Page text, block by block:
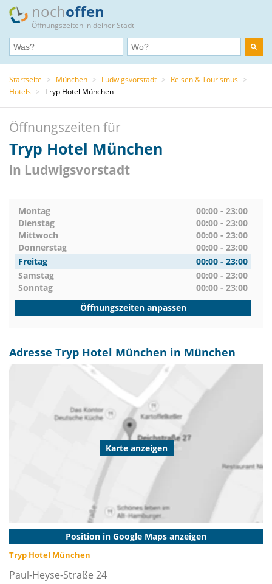
nochoffen
Öffnungszeiten in deiner Stadt
Startseite > München > Ludwigsvorstadt > Reisen & Tourismus >
Hotels > Tryp Hotel München
Öffnungszeiten für
Tryp Hotel München
in Ludwigsvorstadt
Montag
00:00 - 23:00
Dienstag
00:00 - 23:00
Mittwoch
00:00 - 23:00
Donnerstag
00:00 - 23:00
Freitag
00:00 - 23:00
Samstag
00:00 - 23:00
Sonntag
00:00 - 23:00
Öffnungszeiten anpassen
Adresse Tryp Hotel München in München
Karte anzeigen
Position in Google Maps anzeigen
Tryp Hotel München
Paul-Heyse-Straße 24